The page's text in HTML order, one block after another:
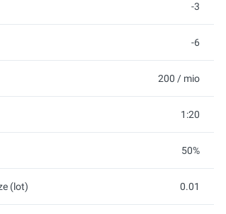
-3
-6
200 / mio
1:20
50%
(lot) 0.01